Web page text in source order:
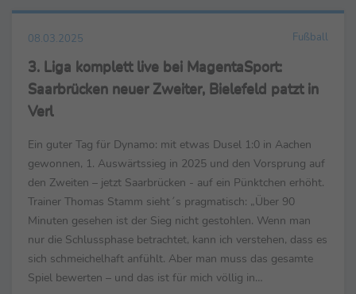
08.03.2025 Fußball
3. Liga komplett live bei MagentaSport:
Saarbrücken neuer Zweiter, Bielefeld patzt in
Verl
Ein guter Tag für Dynamo: mit etwas Dusel 1:0 in Aachen
gewonnen, 1. Auswärtssieg in 2025 und den Vorsprung auf
den Zweiten – jetzt Saarbrücken - auf ein Pünktchen erhöht.
Trainer Thomas Stamm sieht´s pragmatisch: „Über 90
Minuten gesehen ist der Sieg nicht gestohlen. Wenn man
nur die Schlussphase betrachtet, kann ich verstehen, dass es
sich schmeichelhaft anfühlt. Aber man muss das gesamte
Spiel bewerten – und das ist für mich völlig in